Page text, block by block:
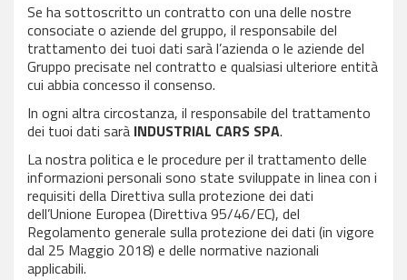
Se ha sottoscritto un contratto con una delle nostre
consociate o aziende del gruppo, il responsabile del
trattamento dei tuoi dati sarà l’azienda o le aziende del
Gruppo precisate nel contratto e qualsiasi ulteriore entità
cui abbia concesso il consenso.
In ogni altra circostanza, il responsabile del trattamento
dei tuoi dati sarà INDUSTRIAL CARS SPA.
La nostra politica e le procedure per il trattamento delle
informazioni personali sono state sviluppate in linea con i
requisiti della Direttiva sulla protezione dei dati
dell’Unione Europea (Direttiva 95/46/EC), del
Regolamento generale sulla protezione dei dati (in vigore
dal 25 Maggio 2018) e delle normative nazionali
applicabili.